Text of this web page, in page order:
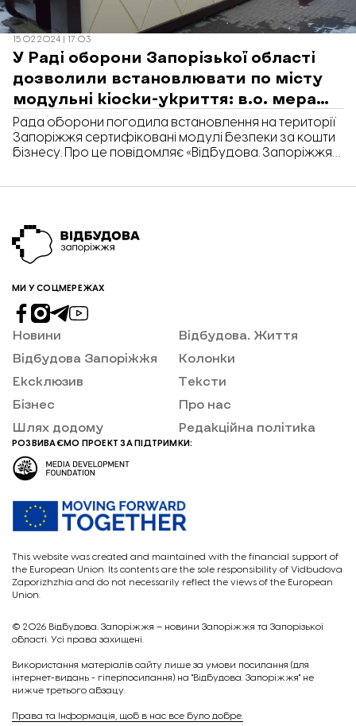
15.02.2024 | 17:03
У Раді оборони Запорізької області
дозволили встановлювати по місту
модульні кіоски-укриття: в.о. мера
розповів подробиці
Рада оборони погодила встановлення на території
Запоріжжя сертифіковані модулі безпеки за кошти
бізнесу. Про це повідомляє «Відбудова. Запоріжжя».
бізнесу долучитися до придбання модульних
половину приміщення для своєї комерційної
діяльності. Демонстраційний зразок модульного
укриття вже встановили на […]
МИ У СОЦМЕРЕЖАХ
Новини
Відбудова Запоріжжя
Ексклюзив
Бізнес
Шлях додому
Відбудова. Життя
Колонки
Тексти
Про нас
Редакційна політика
РОЗВИВАЄМО ПРОЕКТ ЗА ПІДТРИМКИ:
This website was created and maintained with the financial support of
the European Union. Its contents are the sole responsibility of Vidbudova
Zaporizhzhia and do not necessarily reflect the views of the European
Union.
© 2026 Відбудова. Запоріжжя – новини Запоріжжя та Запорізької
області. Усі права захищені.
Викориcтання матеріалів сайту лише за умови посилання (для
інтернет-видань - гіперпосилання) на "Відбудова. Запоріжжя" не
нижче третього абзацу.
Права та Інформація, щоб в нас все було добре.